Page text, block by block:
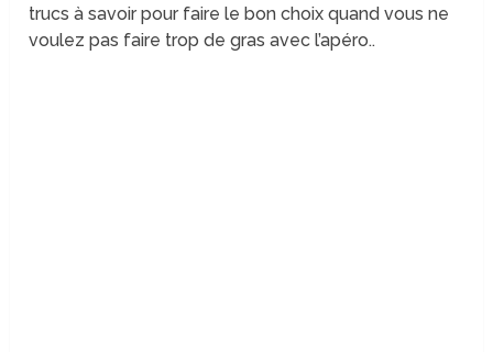
trucs à savoir pour faire le bon choix quand vous ne
voulez pas faire trop de gras avec l’apéro..